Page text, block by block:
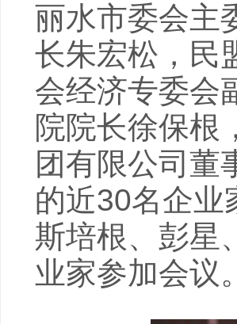
丽水市委会主
长朱宏松，民
会经济专委会
院院长徐保根
团有限公司董
的近30名企业
斯培根、彭星
业家参加会议。